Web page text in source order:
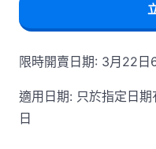
限時開賣日期: 3月22日
適用日期: 只於指定日
日